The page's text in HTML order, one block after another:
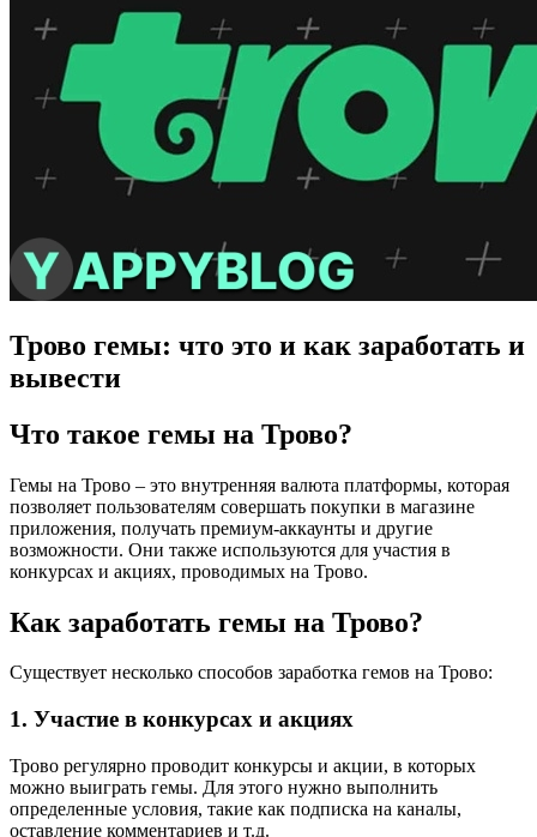
Трово гемы: что это и как заработать и
вывести
Что такое гемы на Трово?
Гемы на Трово – это внутренняя валюта платформы, которая
позволяет пользователям совершать покупки в магазине
приложения, получать премиум-аккаунты и другие
возможности. Они также используются для участия в
конкурсах и акциях, проводимых на Трово.
Как заработать гемы на Трово?
Существует несколько способов заработка гемов на Трово:
1. Участие в конкурсах и акциях
Трово регулярно проводит конкурсы и акции, в которых
можно выиграть гемы. Для этого нужно выполнить
определенные условия, такие как подписка на каналы,
оставление комментариев и т.д.